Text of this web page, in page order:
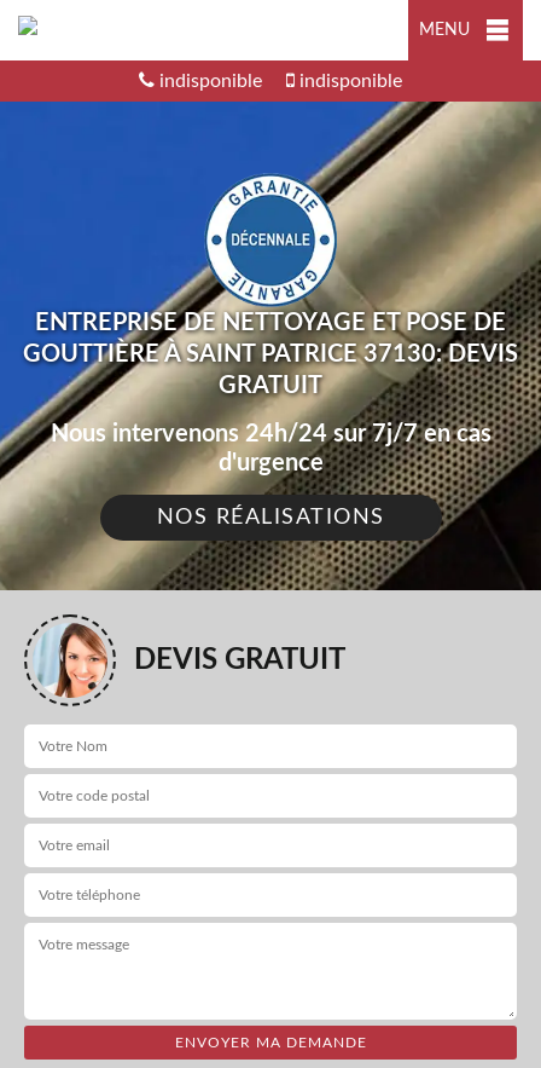
MENU
indisponible indisponible
ENTREPRISE DE NETTOYAGE ET POSE DE
GOUTTIÈRE À SAINT PATRICE 37130: DEVIS
GRATUIT
Nous intervenons 24h/24 sur 7j/7 en cas
d'urgence
NOS RÉALISATIONS
DEVIS GRATUIT